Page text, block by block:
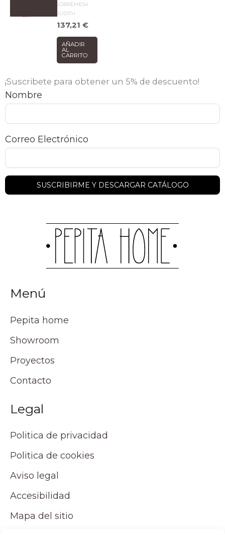
SOBREMESA
JUDITH
137,21€
AÑADIR
AL
CARRITO
¡Suscribete para obtener un 5% de descuento!
Nombre
Correo Electrónico
Menú
Pepita home
Showroom
Proyectos
Contacto
Legal
Politica de privacidad
Politica de cookies
Aviso legal
Accesibilidad
Mapa del sitio